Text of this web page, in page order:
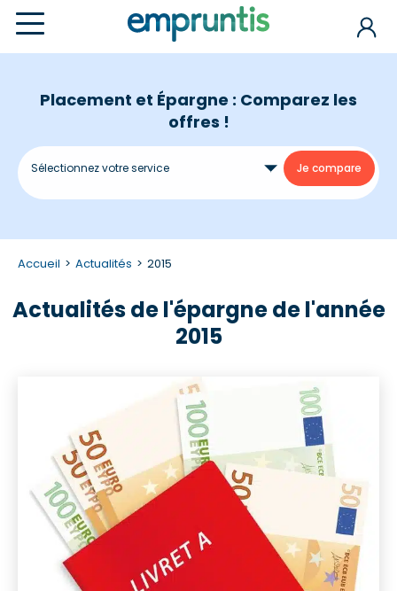
Placement et Épargne : Comparez les
offres !
Accueil Actualités 2015
Actualités de l'épargne de l'année
2015